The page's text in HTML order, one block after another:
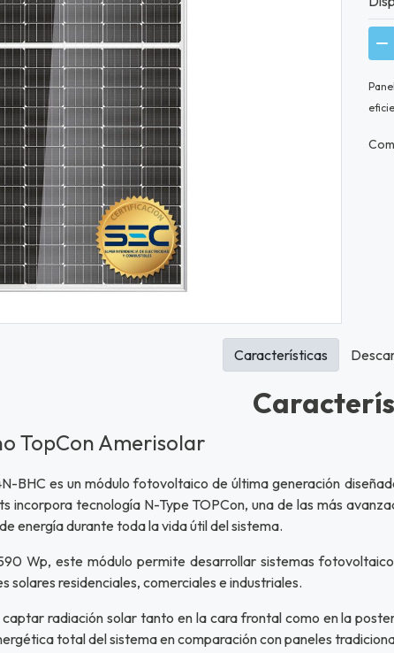
TopCon Amerisolar
BHC es un módulo fotovoltaico de última generación
incorpora tecnología N-Type TOPCon, una de las más
energía durante toda la vida útil del sistema.
Wp, este módulo permite desarrollar sistemas
solares residenciales, comerciales e industriales.
radiación solar tanto en la cara frontal como en la
total del sistema en comparación con paneles
Características